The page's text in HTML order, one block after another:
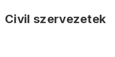
Civil szervezetek